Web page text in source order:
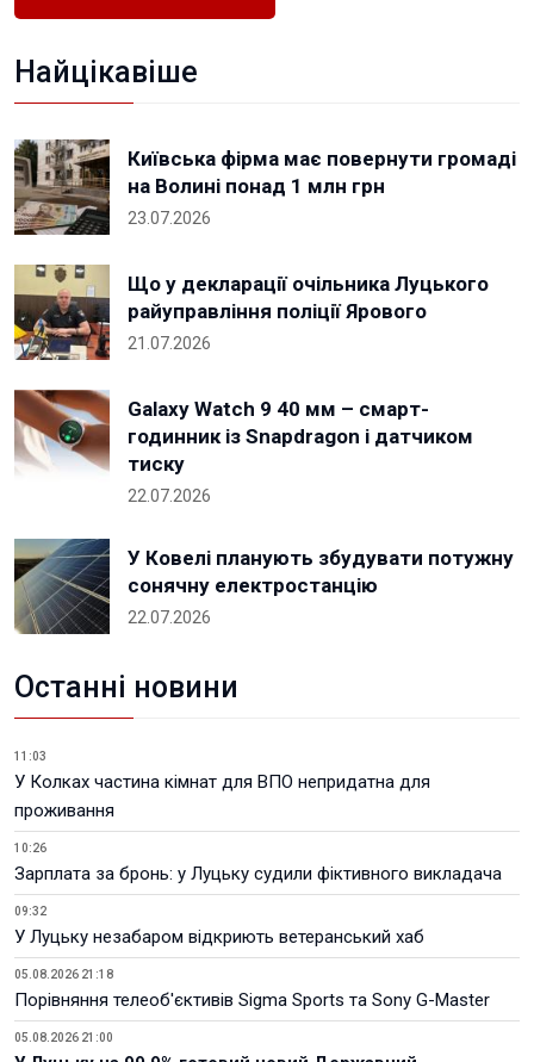
Найцікавіше
Київська фірма має повернути громаді
на Волині понад 1 млн грн
23.07.2026
Що у декларації очільника Луцького
райуправління поліції Ярового
21.07.2026
Galaxy Watch 9 40 мм – смарт-
годинник із Snapdragon і датчиком
тиску
22.07.2026
У Ковелі планують збудувати потужну
сонячну електростанцію
22.07.2026
Останні новини
11:03
У Колках частина кімнат для ВПО непридатна для
проживання
10:26
Зарплата за бронь: у Луцьку судили фіктивного викладача
09:32
У Луцьку незабаром відкриють ветеранський хаб
05.08.2026 21:18
Порівняння телеоб'єктивів Sigma Sports та Sony G-Master
05.08.2026 21:00